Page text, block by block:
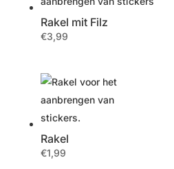
Rakel mit Filz
€3,99
Rakel
€1,99